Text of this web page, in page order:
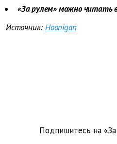
«За рулем» можно читать
Источник: Hoonigan
Подпишитесь на